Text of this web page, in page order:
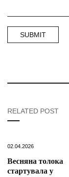
RELATED POST
02.04.2026
Весняна толока
стартувала у